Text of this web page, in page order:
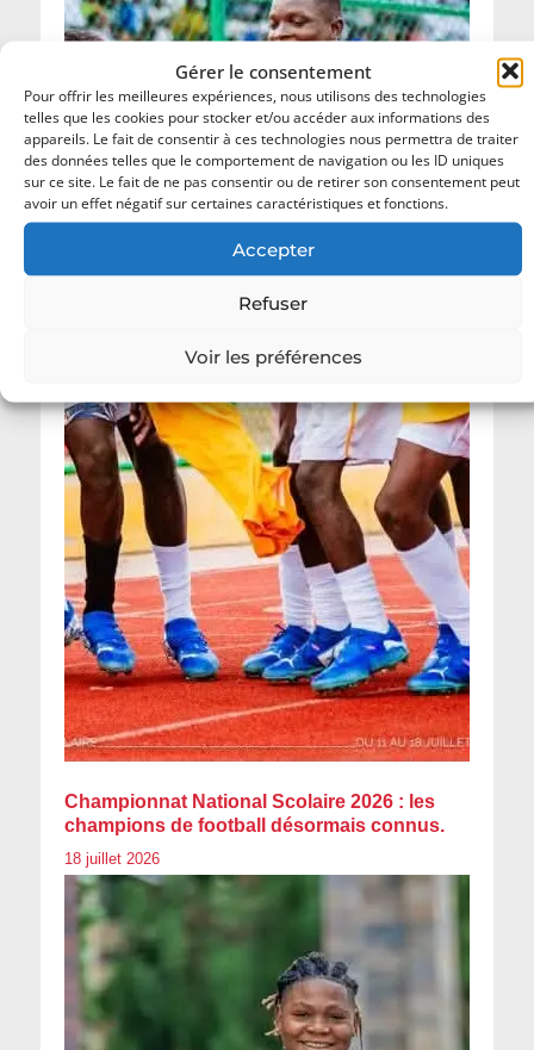
Gérer le consentement
Pour offrir les meilleures expériences, nous utilisons des technologies
telles que les cookies pour stocker et/ou accéder aux informations des
appareils. Le fait de consentir à ces technologies nous permettra de traiter
des données telles que le comportement de navigation ou les ID uniques
sur ce site. Le fait de ne pas consentir ou de retirer son consentement peut
avoir un effet négatif sur certaines caractéristiques et fonctions.
Accepter
Refuser
Voir les préférences
Championnat National Scolaire 2026 : les
champions de football désormais connus.
18 juillet 2026